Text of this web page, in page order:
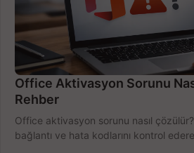
Office Aktivasyon Sorunu
Rehber
Office aktivasyon sorunu nasıl
bağlantı ve hata kodlarını kontrol